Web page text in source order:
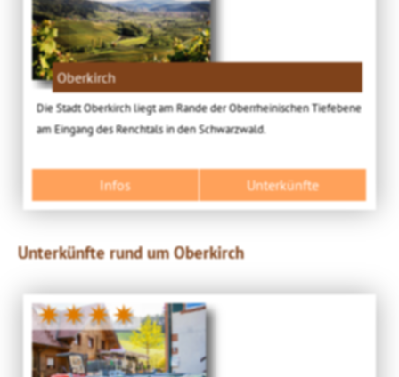
Oberkirch
Die Stadt Oberkirch liegt am Rande der Oberrheinischen Tiefebene
am Eingang des Renchtals in den Schwarzwald.
Infos Unterkünfte
Unterkünfte rund um Oberkirch
✷✷✷✷